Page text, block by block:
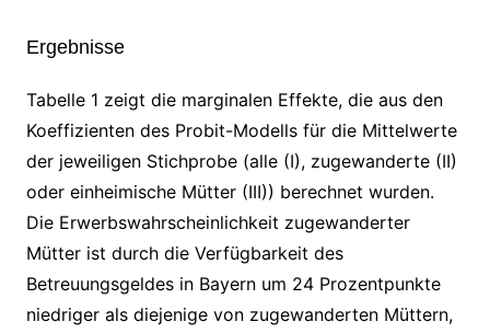
Ergebnisse
Tabelle 1 zeigt die marginalen Effekte, die aus den
Koeffizienten des Probit-Modells für die Mittelwerte
der jeweiligen Stichprobe (alle (I), zugewanderte (II)
oder einheimische Mütter (III)) berechnet wurden.
Die Erwerbswahrscheinlichkeit zugewanderter
Mütter ist durch die Verfügbarkeit des
Betreuungsgeldes in Bayern um 24 Prozentpunkte
niedriger als diejenige von zugewanderten Müttern,